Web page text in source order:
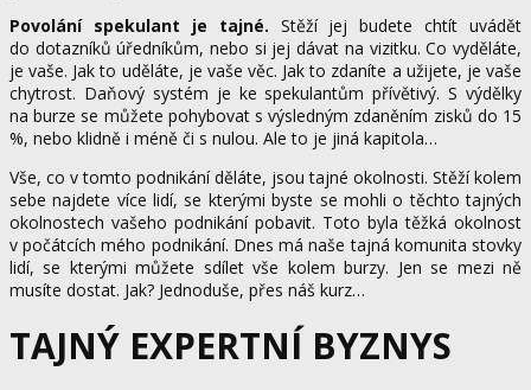
Povolání spekulant je tajné. Stěží jej budete chtít uvádět
do dotazníků úředníkům, nebo si jej dávat na vizitku. Co vyděláte,
je vaše. Jak to uděláte, je vaše věc. Jak to zdaníte a užijete, je vaše
chytrost. Daňový systém je ke spekulantům přívětivý. S výdělky
na burze se můžete pohybovat s výsledným zdaněním zisků do 15
%, nebo klidně i méně či s nulou. Ale to je jiná kapitola…
Vše, co v tomto podnikání děláte, jsou tajné okolnosti. Stěží kolem
sebe najdete více lidí, se kterými byste se mohli o těchto tajných
okolnostech vašeho podnikání pobavit. Toto byla těžká okolnost
v počátcích mého podnikání. Dnes má naše tajná komunita stovky
lidí, se kterými můžete sdílet vše kolem burzy. Jen se mezi ně
musíte dostat. Jak? Jednoduše, přes náš kurz…
TAJNÝ EXPERTNÍ BYZNYS